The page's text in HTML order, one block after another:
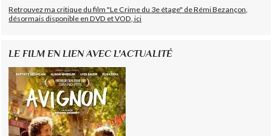
Retrouvez ma critique du film "Le Crime du 3e étage" de Rémi Bezançon,
désormais disponible en DVD et VOD, ici
LE FILM EN LIEN AVEC L'ACTUALITÉ